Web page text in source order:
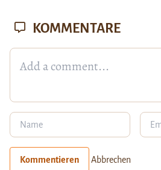
KOMMENTARE
Kommentieren Abbrechen